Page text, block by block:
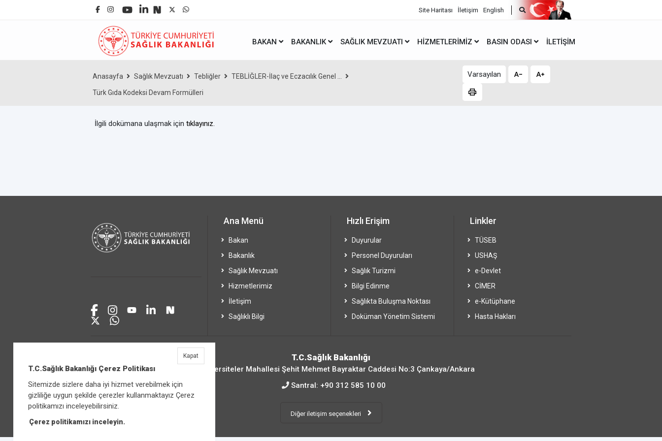
Site Haritası İletişim English
BAKAN BAKANLIK SAĞLIK MEVZUATI HIZMETLERIMIZ BASIN ODASI İLETIŞIM
Anasayfa Sağlık Mevzuatı Tebliğler TEBLİĞLER-İlaç ve Eczacılık Genel ...
Türk Gıda Kodeksi Devam Formülleri
Varsayılan
İlgili dokümana ulaşmak için tıklayınız.
Ana Menü
Bakan
Bakanlık
Sağlık Mevzuatı
Hizmetlerimiz
İletişim
Sağlıklı Bilgi
Hızlı Erişim
Duyurular
Personel Duyuruları
Sağlık Turizmi
Bilgi Edinme
Sağlıkta Buluşma Noktası
Doküman Yönetim Sistemi
Linkler
TÜSEB
USHAŞ
e-Devlet
CİMER
e-Kütüphane
Hasta Hakları
T.C.Sağlık Bakanlığı
Üniversiteler Mahallesi Şehit Mehmet Bayraktar Caddesi No:3 Çankaya/Ankara
Santral: +90 312 585 10 00
Diğer iletişim seçenekleri
T.C.Sağlık Bakanlığı Çerez Politikası
Sitemizde sizlere daha iyi hizmet verebilmek için
gizliliğe uygun şekilde çerezler kullanmaktayız Çerez
politikamızı inceleyebilirsiniz.
Çerez politikamızı inceleyin.
Kapat